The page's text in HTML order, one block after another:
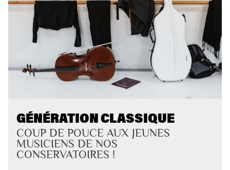
GÉNÉRATION CLASSIQUE
COUP DE POUCE AUX JEUNES
MUSICIENS DE NOS
CONSERVATOIRES !